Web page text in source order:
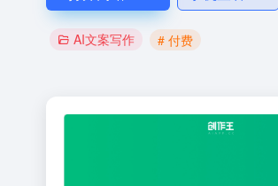
AI文案写作 # 付费